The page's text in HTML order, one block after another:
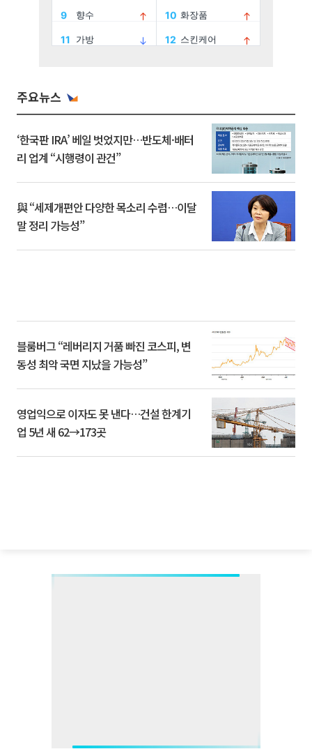
주요뉴스
‘한국판 IRA’ 베일 벗었지만…반도체·배터
리 업계 “시행령이 관건”
與 “세제개편안 다양한 목소리 수렴…이달
말 정리 가능성”
블룸버그 “레버리지 거품 빠진 코스피, 변
동성 최악 국면 지났을 가능성”
영업익으로 이자도 못 낸다…건설 한계기
업 5년 새 62→173곳